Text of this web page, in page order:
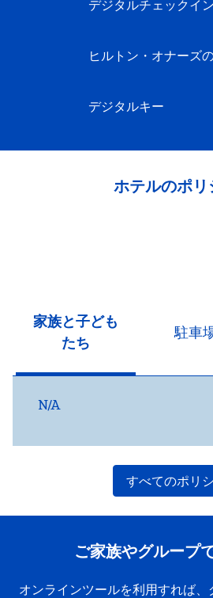
デジタルチェックイン
ヒルトン・オナーズ
デジタルキー
ホテルのポリ
家族と子ども
たち
駐車
N/A
すべてのポリ
ご家族やグループ
オンラインツールを利用すれば